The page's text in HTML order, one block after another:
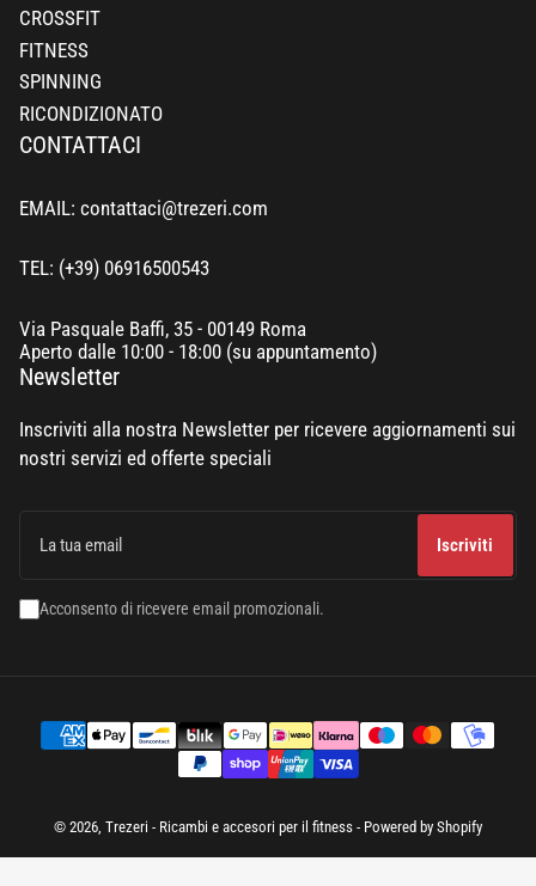
CROSSFIT
FITNESS
SPINNING
RICONDIZIONATO
CONTATTACI
EMAIL: contattaci@trezeri.com
TEL: (+39) 06916500543
Via Pasquale Baffi, 35 - 00149 Roma
Aperto dalle 10:00 - 18:00 (su appuntamento)
Newsletter
Inscriviti alla nostra Newsletter per ricevere aggiornamenti sui
nostri servizi ed offerte speciali
Iscriviti
Acconsento di ricevere email promozionali.
Modalità
di
pagamento
© 2026, Trezeri - Ricambi e accesori per il fitness - Powered by Shopify